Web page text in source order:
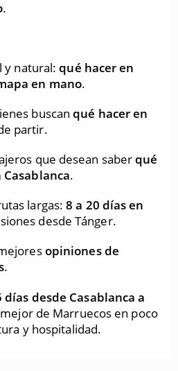
.
y natural:qué hacer en
en mano.
buscanqué hacer en
partir.
que desean saberqué
.
largas:8 a 20 días en
desde Tánger.
opiniones de
.
desde Casablanca a
de Marruecos en poco
y hospitalidad.